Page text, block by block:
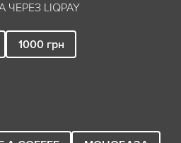
LIQPAY
1000 грн